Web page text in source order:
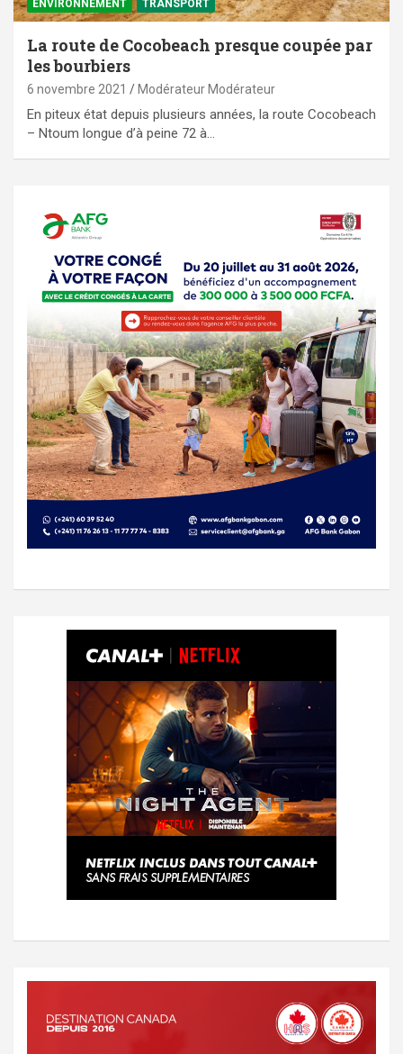
ENVIRONNEMENT TRANSPORT
La route de Cocobeach presque coupée par
les bourbiers
6 novembre 2021 Modérateur Modérateur
En piteux état depuis plusieurs années, la route Cocobeach
– Ntoum longue d’à peine 72 à…